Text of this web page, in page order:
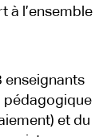
à l’ensemble
enseignants
pédagogique
et du